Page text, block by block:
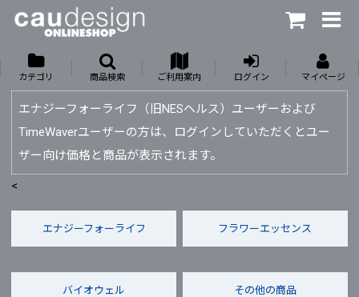
カテゴリ 商品検索 ご利用案内 ログイン マイページ
エナジーフォーライフ（旧NESヘルス）ユーザーおよび
TimeWaverユーザーの方は、ログインしていただくとユー
ザー向け価格と商品が表示されます。
<
エナジーフォーライフ フラワーエッセンス
バイオウェル その他の商品